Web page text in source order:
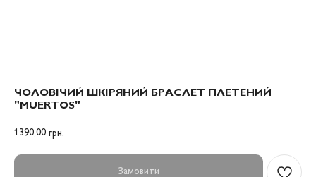
ЧОЛОВІЧИЙ ШКІРЯНИЙ БРАСЛЕТ ПЛЕТЕНИЙ
"MUERTOS"
1390,00 грн.
Замовити